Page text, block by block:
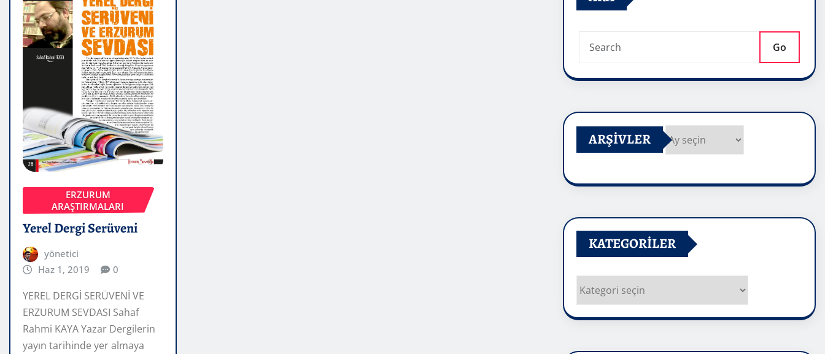
ERZURUM
ARAŞTIRMALARI
Yerel Dergi Serüveni
yönetici
Haz 1, 2019
0
YEREL DERGİ SERÜVENİ VE
ERZURUM SEVDASI Sahaf
Rahmi KAYA Yazar Dergilerin
yayın tarihinde yer almaya
Go
ARŞIVLER
KATEGORILER
Kategoriler